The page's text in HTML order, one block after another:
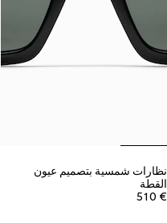
نظارات شمسية بتصميم عيون
القطة
€ 510